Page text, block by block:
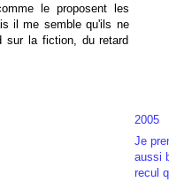
le proposent les
il me semble qu'ils ne
sur la fiction, du retard
2005
Je
aussi
recul